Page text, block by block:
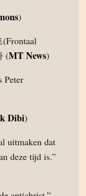
)
(MT News)
Peter
Dibi)
uitmaken dat
deze tijd is.”